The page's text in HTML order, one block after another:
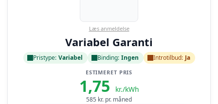
Læs anmeldelse
Variabel Garanti
Pristype: Variabel Binding: Ingen Introtilbud: Ja
ESTIMERET PRIS
1,75 kr./kWh
585 kr. pr. måned